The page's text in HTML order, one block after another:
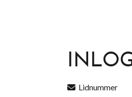
Lidnummer